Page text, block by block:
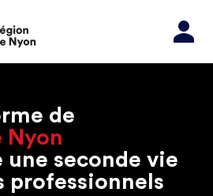
de
Nyon
une seconde vie
professionnels